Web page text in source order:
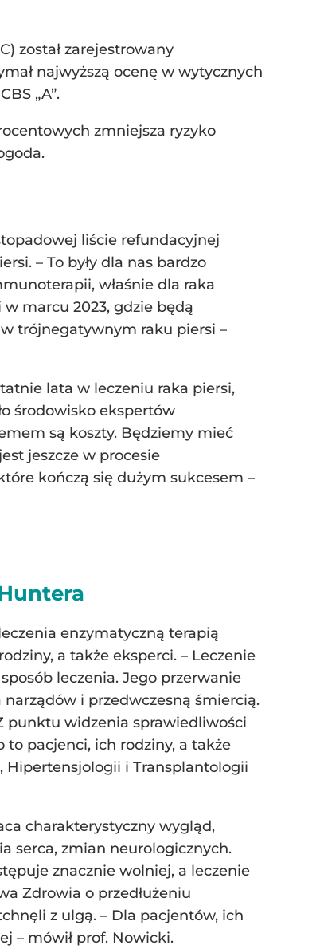
został zarejestrowany
najwyższą ocenę w wytycznych
„A”.
zmniejsza ryzyko
liście refundacyjnej
– To były dla nas bardzo
właśnie dla raka
marcu 2023, gdzie będą
trójnegatywnym raku piersi –
lata w leczeniu raka piersi,
środowisko ekspertów
są koszty. Będziemy mieć
jeszcze w procesie
kończą się dużym sukcesem –
enzymatyczną terapią
a także eksperci. – Leczenie
leczenia. Jego przerwanie
i przedwczesną śmiercią.
punktu widzenia sprawiedliwości
to pacjenci, ich rodziny, a także
Hipertensjologii i Transplantologii
charakterystyczny wygląd,
serca, zmian neurologicznych.
znacznie wolniej, a leczenie
Zdrowia o przedłużeniu
z ulgą. – Dla pacjentów, ich
– mówił prof. Nowicki.